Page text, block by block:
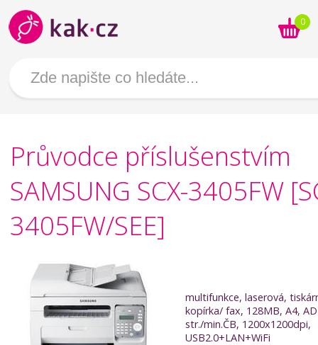
0
Průvodce příslušenstvím
SAMSUNG SCX-3405FW
3405FW/SEE]
multifunkce, laserová,
kopírka/ fax, 128MB, A4,
str./min.ČB, 1200x1200dpi,
USB2.0+LAN+WiFi